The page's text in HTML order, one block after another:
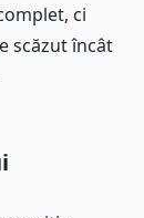
ci
scăzut încât